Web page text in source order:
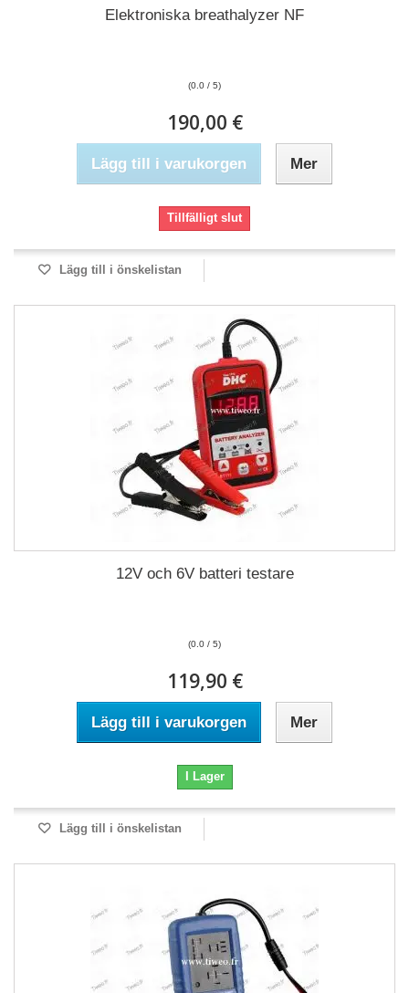
Elektroniska breathalyzer NF
(0.0 / 5)
190,00 €
Lägg till i varukorgen Mer
Tillfälligt slut
Lägg till i önskelistan
12V och 6V batteri testare
(0.0 / 5)
119,90 €
Lägg till i varukorgen Mer
I Lager
Lägg till i önskelistan